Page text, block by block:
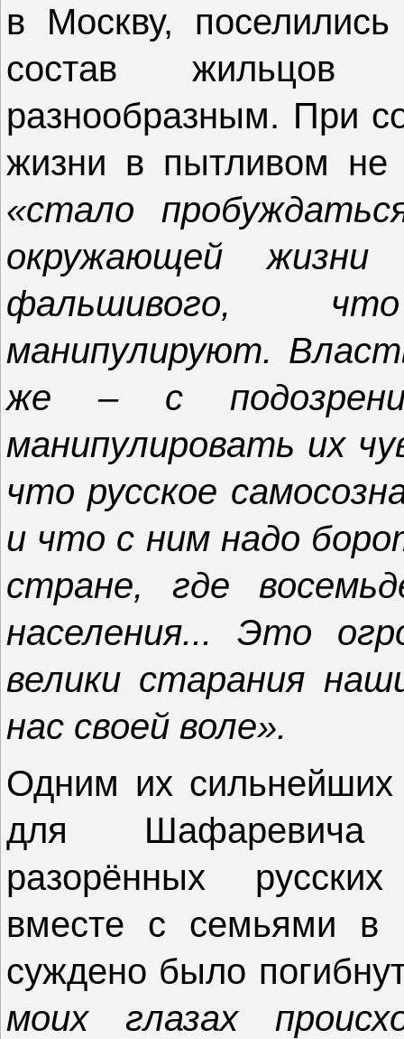
в Москву,
состав жильцов
разнообразным. При
жизни в пытливом не
«стало
окружающей жизни
фальшивого,
манипулируют.
же – с
манипулировать их
что русское
и что с ним надо
стране, где
населения... Это
велики старания
нас своей воле».
Одним их сильнейших
для Шафаревича
разорённых
вместе с семьями в
суждено было
моих глазах